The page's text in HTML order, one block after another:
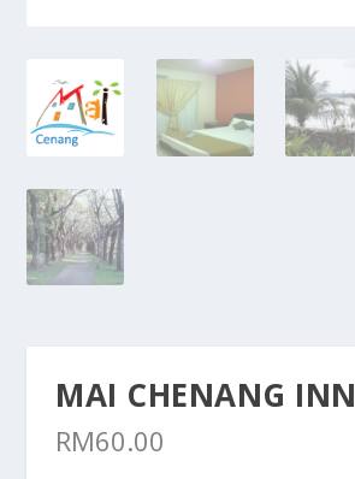
MAI CHENANG INN
RM60.00